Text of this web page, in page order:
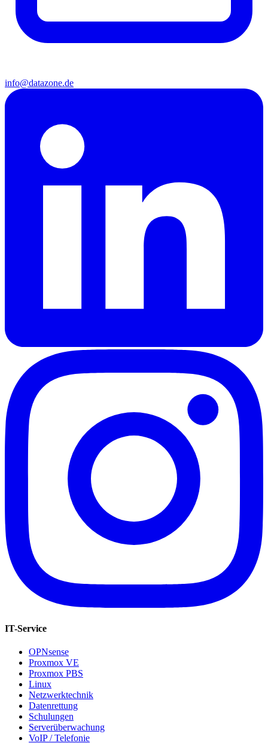
info@datazone.de
IT-Service
OPNsense
Proxmox VE
Proxmox PBS
Linux
Netzwerktechnik
Datenrettung
Schulungen
Serverüberwachung
VoIP / Telefonie